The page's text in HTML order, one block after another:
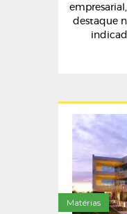
destaque
Matérias